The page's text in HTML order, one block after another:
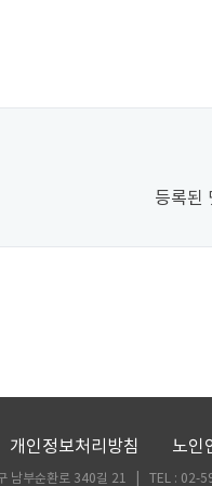
등록된
개인정보처리방침 노인
구 남부순환로 340길 21 | TEL :